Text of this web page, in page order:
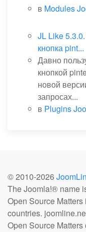
в Modules
JL Like
кнопка pint...
Давно
кнопкой
новой
запросах...
в Plugins
© 2010-2026
The Joomla!® name
Open Source
countries.
Open Source